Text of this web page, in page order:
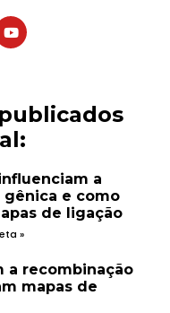
a
e como
de ligação
»
a recombinação
mapas de